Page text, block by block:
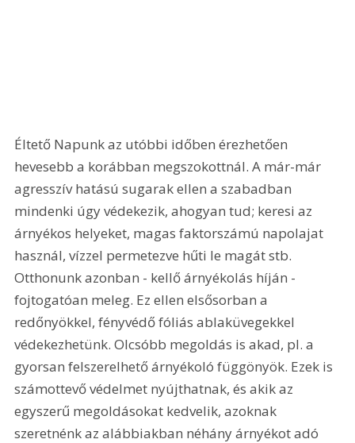
Éltető Napunk az utóbbi időben érezhetően
hevesebb a korábban megszokottnál. A már-már
agresszív hatású sugarak ellen a szabadban
mindenki úgy védekezik, ahogyan tud; keresi az
árnyékos helyeket, magas faktorszámú napolajat
használ, vízzel permetezve hűti le magát stb.
Otthonunk azonban - kellő árnyékolás híján -
fojtogatóan meleg. Ez ellen elsősorban a
redőnyökkel, fényvédő fóliás ablaküvegekkel
védekezhetünk. Olcsóbb megoldás is akad, pl. a
gyorsan felszerelhető árnyékoló függönyök. Ezek is
számottevő védelmet nyújthatnak, és akik az
egyszerű megoldásokat kedvelik, azoknak
szeretnénk az alábbiakban néhány árnyékot adó